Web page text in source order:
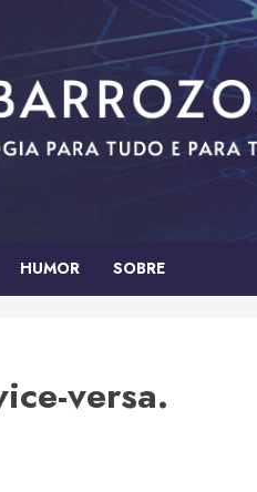
HUMOR SOBRE
versa.